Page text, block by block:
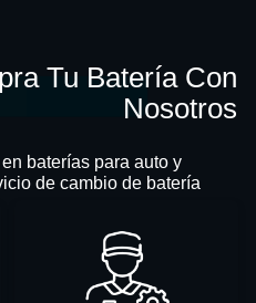
Tu Batería Con
Nosotros
baterías para auto y
de cambio de batería